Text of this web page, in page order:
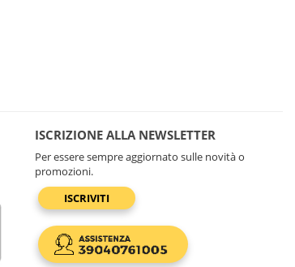
ISCRIZIONE ALLA NEWSLETTER
Per essere sempre aggiornato sulle novità o
promozioni.
ISCRIVITI